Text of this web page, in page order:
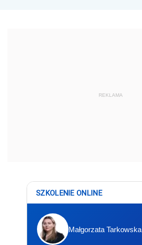
REKLAMA
SZKOLENIE ONLINE
Małgorzata Tarkowska